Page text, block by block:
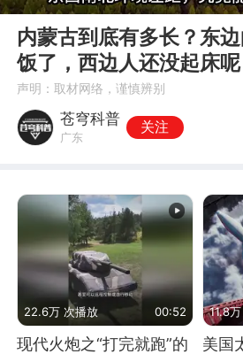
内蒙古到底有多长？东
饭了，西边人还没起床呢
声明：取材网络，谨慎辨别
苍穹科普
广东
关注
22.6万 次播放 00:52
现代火炮之“打完就跑”的
11.8
美国